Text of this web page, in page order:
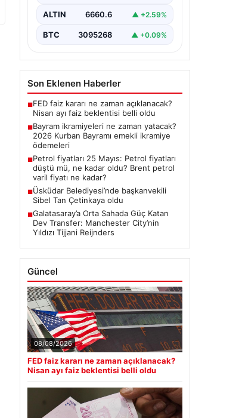
ALTIN 6660.6 ▲ +2.59%
BTC 3095268 ▲ +0.09%
Son Eklenen Haberler
■FED faiz kararı ne zaman açıklanacak?
Nisan ayı faiz beklentisi belli oldu
■Bayram ikramiyeleri ne zaman yatacak?
2026 Kurban Bayramı emekli ikramiye
ödemeleri
■Petrol fiyatları 25 Mayıs: Petrol fiyatları
düştü mü, ne kadar oldu? Brent petrol
varil fiyatı ne kadar?
■Üsküdar Belediyesi’nde başkanvekili
Sibel Tan Çetinkaya oldu
■Galatasaray’a Orta Sahada Güç Katan
Dev Transfer: Manchester City’nin
Yıldızı Tijjani Reijnders
Güncel
08/08/2026
FED faiz kararı ne zaman açıklanacak?
Nisan ayı faiz beklentisi belli oldu